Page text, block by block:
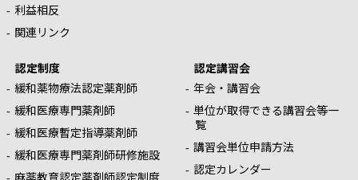
利益相反
関連リンク
認定制度
緩和薬物療法認定薬剤師
緩和医療専門薬剤師
緩和医療暫定指導薬剤師
緩和医療専門薬剤師研修施設
麻薬教育認定薬剤師認定制度
認定講習会
年会・講習会
単位が取得できる講習会等一
覧
講習会単位申請方法
認定カレンダー